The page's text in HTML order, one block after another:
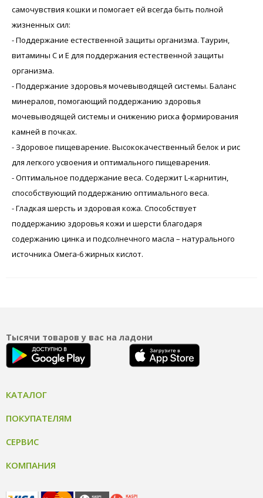
самочувствия кошки и помогает ей всегда быть полной
жизненных сил:
- Поддержание естественной защиты организма. Таурин,
витамины С и Е для поддержания естественной защиты
организма.
- Поддержание здоровья мочевыводящей системы. Баланс
минералов, помогающий поддержанию здоровья
мочевыводящей системы и снижению риска формирования
камней в почках.
- Здоровое пищеварение. Высококачественный белок и рис
для легкого усвоения и оптимального пищеварения.
- Оптимальное поддержание веса. Содержит L-карнитин,
способствующий поддержанию оптимального веса.
- Гладкая шерсть и здоровая кожа. Способствует
поддержанию здоровья кожи и шерсти благодаря
содержанию цинка и подсолнечного масла – натурального
источника Омега-6 жирных кислот.
Тысячи товаров у вас на ладони
КАТАЛОГ
ПОКУПАТЕЛЯМ
СЕРВИС
КОМПАНИЯ